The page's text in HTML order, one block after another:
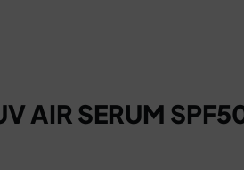
AIR SERUM